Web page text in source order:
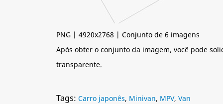
PNG | 4920x2768 | Conjunto de 6 imagens
Após obter o conjunto da imagem, você pode
transparente.
Tags: Carro japonês, Minivan, MPV, Van